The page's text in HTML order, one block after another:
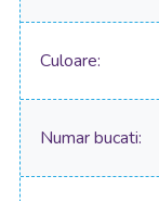
Culoare
Numar bucati